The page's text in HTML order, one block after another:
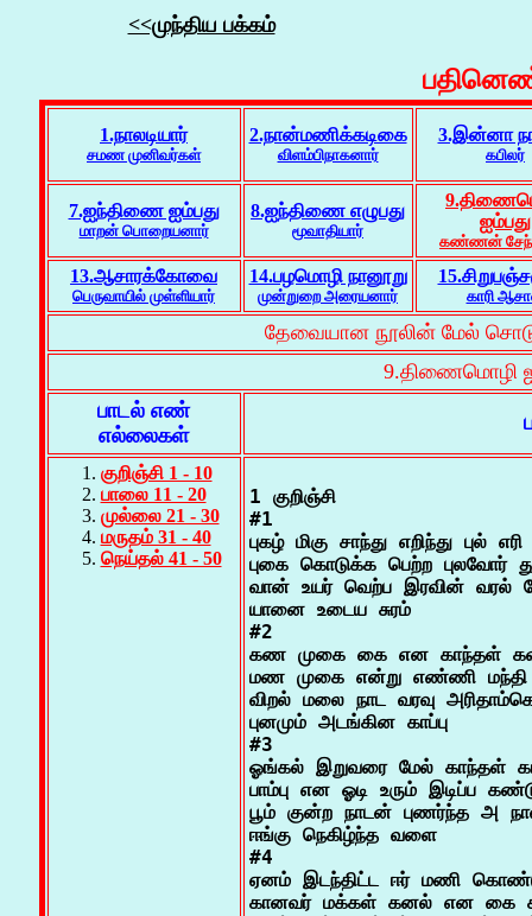
<<முந்திய பக்கம்
1.நாலடியார்
சமண முனிவர்கள்
2.நான்மணிக்கடிகை
விளம்பிநாகனார்
3.இன்னா
கபிலர்
7.ஐந்திணை ஐம்பது
மாறன் பொறையனார்
8.ஐந்திணை எழுபது
மூவாதியார்
ஐம்பது
கண்ணன்
13.ஆசாரக்கோவை
பெருவாயில் முள்ளியார்
14.பழமொழி நானூறு
முன்றுறை அரையனார் காரி
தேவையான நூலின் மேல்
9.திணைமொழி
பாடல் எண்
எல்லைகள்
குறிஞ்சி 1 - 10
பாலை 11 - 20
முல்லை 21 - 30
மருதம் 31 - 40
நெய்தல் 41 - 50
1 குறிஞ்சி
#1
புகழ் மிகு சாந்து எறிந்து புல்
புகை கொடுக்க பெற்ற புலவோர்
வான் உயர் வெற்ப இரவின் வரல்
யானை உடைய சுரம்
#2
கண முகை கை என காந்தள்
மண முகை என்று எண்ணி மந்தி
விறல் மலை நாட வரவு
புனமும் அடங்கின காப்பு
#3
ஓங்கல் இறுவரை மேல் காந்தள்
பாம்பு என ஓடி உரும் இடிப்ப
பூம் குன்ற நாடன் புணர்ந்த அ
ஈங்கு நெகிழ்ந்த வளை
#4
ஏனம் இடந்திட்ட ஈர் மணி
கானவர் மக்கள் கனல் என கை